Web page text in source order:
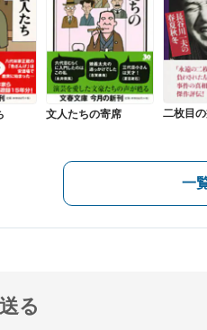
文人たちの寄席 二枚目
一
る